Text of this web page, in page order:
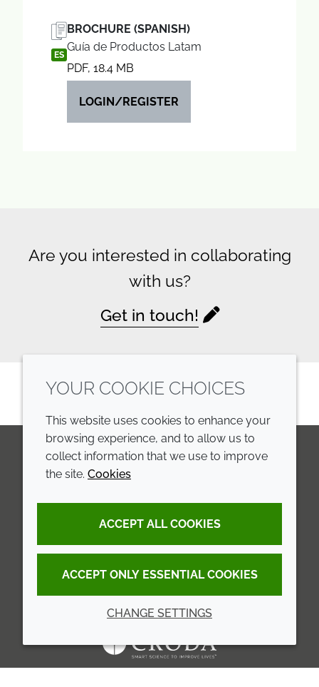
ES
BROCHURE (SPANISH)
Guía de Productos Latam
PDF, 18.4 MB
LOGIN/REGISTER
Are you interested in collaborating
with us?
Get in touch!
LinkedIn
Annual Report
Sustainability Report
Croda.com
Terms and conditions
Privacy policy
Accessibility
Cookie policy
YOUR COOKIE CHOICES
This website uses cookies to enhance your
browsing experience, and to allow us to
collect information that we use to improve
the site. Cookies
ACCEPT ALL COOKIES
ACCEPT ONLY ESSENTIAL COOKIES
CHANGE SETTINGS